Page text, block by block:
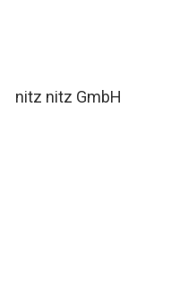
nitz nitz GmbH